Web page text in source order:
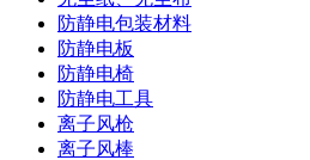
防静电包装材料
防静电板
防静电椅
防静电工具
离子风枪
离子风棒